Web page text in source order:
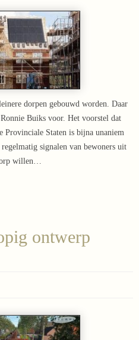
dorpen gebouwd worden. Daar
Buiks voor. Het voorstel dat
Provinciale Staten is bijna unaniem
signalen van bewoners uit
willen…
ontwerp